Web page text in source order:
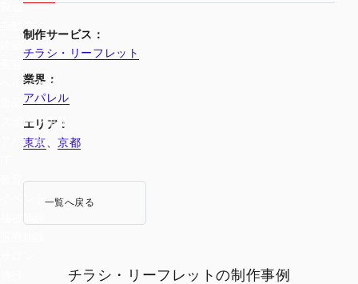
自動車
ヘルスケア
スポーツ用品
アパレル
イベント
制作サービス：
チラシ・リーフレット
業界：
アパレル
エリア：
東京 、京都
一覧へ戻る
チラシ・リーフレットの制作事例